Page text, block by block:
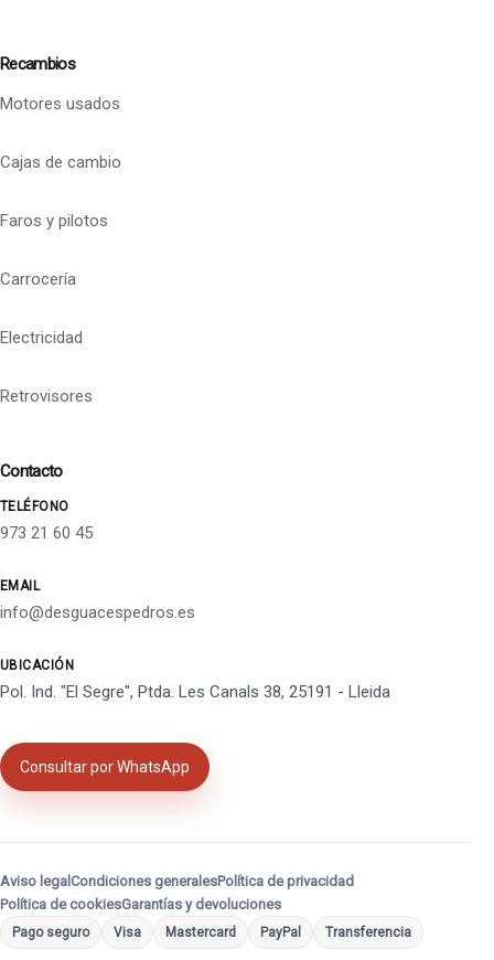
Recambios
Motores usados
Cajas de cambio
Faros y pilotos
Carrocería
Electricidad
Retrovisores
Contacto
TELÉFONO
973 21 60 45
EMAIL
info@desguacespedros.es
UBICACIÓN
Pol. Ind. "El Segre", Ptda. Les Canals 38, 25191 - Lleida
Consultar por WhatsApp
Aviso legal Condiciones generalesPolítica de privacidad
Política de cookiesGarantías y devoluciones
Pago seguro Visa Mastercard PayPal Transferencia